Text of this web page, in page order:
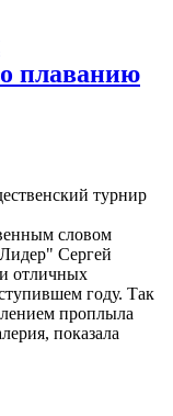
плаванию
турнир
словом
Сергей
отличных
году. Так
проплыла
показала